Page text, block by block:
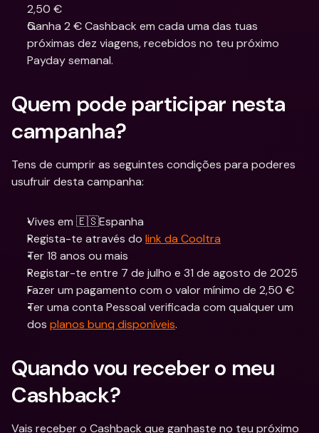
2,50 €
Ganha 2 € Cashback em cada uma das tuas
próximas dez viagens, recebidos no teu próximo
Payday semanal.
Quem pode participar nesta
campanha?
Tens de cumprir as seguintes condições para poderes
usufruir desta campanha:
Vives em 🇪🇸Espanha
Regista-te através do link da Cooltra
Ter 18 anos ou mais
Registar-te entre 7 de julho e 31 de agosto de 2025
Fazer um pagamento com o valor mínimo de 2,50 €
Ter uma conta Pessoal verificada com qualquer um
dos planos bunq disponíveis.
Quando vou receber o meu
Cashback?
Vais receber o Cashback que ganhaste no teu próximo